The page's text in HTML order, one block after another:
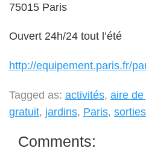
75015 Paris
Ouvert 24h/24 tout l’été
http://equipement.paris.fr/
Tagged as: activités, aire de
gratuit, jardins, Paris, sorties
Comments: